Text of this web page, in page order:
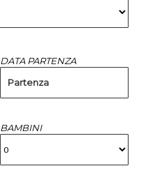
DATA PARTENZA
Partenza
BAMBINI